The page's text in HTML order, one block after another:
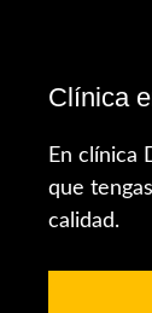
Clínica
En clínica
que
calidad.